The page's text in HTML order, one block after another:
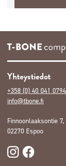
Yhteystiedot
+358 (0) 40 041 0794
info@tbone.fi
Finnoonlaaksontie 7,
02270 Espoo